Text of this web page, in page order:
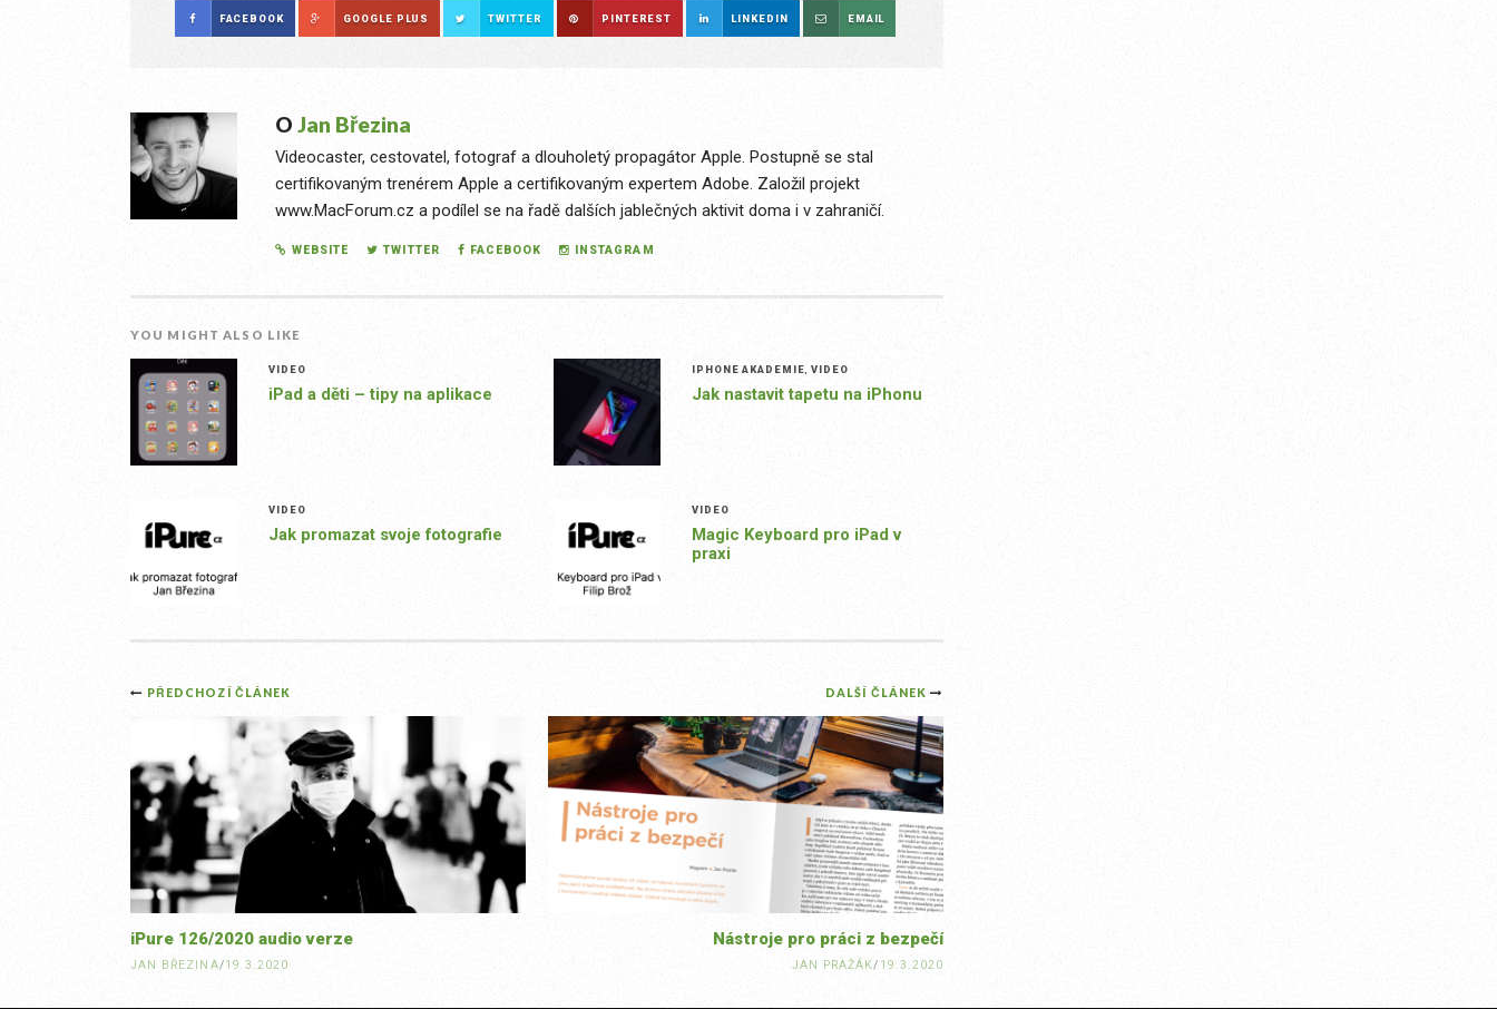
FACEBOOK GOOGLE PLUS TWITTER PINTEREST LINKEDIN EMAIL
O Jan Březina
Videocaster, cestovatel, fotograf a dlouholetý propagátor Apple. Postupně se stal
certifikovaným trenérem Apple a certifikovaným expertem Adobe. Založil projekt
www.MacForum.cz a podílel se na řadě dalších jablečných aktivit doma i v zahraničí.
WEBSITE TWITTER FACEBOOK INSTAGRAM
YOU MIGHT ALSO LIKE
VIDEO
iPad a děti – tipy na aplikace
IPHONE AKADEMIE VIDEO
Jak nastavit tapetu na iPhonu
VIDEO
Jak promazat svoje fotografie
VIDEO
Magic Keyboard pro iPad v
praxi
Post
navigation
DALŠÍ ČLÁNEK
Nástroje pro práci z bezpečí
JAN PRAŽÁK/ 19.3.2020
PŘEDCHOZÍ ČLÁNEK
iPure 126/2020 audio verze
JAN BŘEZINA/19.3.2020